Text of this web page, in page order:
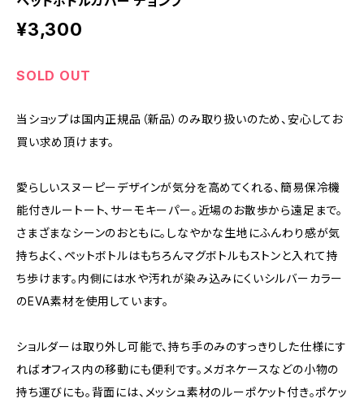
¥3,300
SOLD OUT
当ショップは国内正規品（新品）のみ取り扱いのため、安心してお
買い求め頂けます。
愛らしいスヌーピーデザインが気分を高めてくれる、簡易保冷機
能付きルートート、サーモキーパー。近場のお散歩から遠足まで。
さまざまなシーンのおともに。しなやかな生地にふんわり感が気
持ちよく、ペットボトルはもちろんマグボトルもストンと入れて持
ち歩けます。内側には水や汚れが染み込みにくいシルバーカラー
のEVA素材を使用しています。
ショルダーは取り外し可能で、持ち手のみのすっきりした仕様にす
ればオフィス内の移動にも便利です。メガネケースなどの小物の
持ち運びにも。背面には、メッシュ素材のルーポケット付き。ポケッ